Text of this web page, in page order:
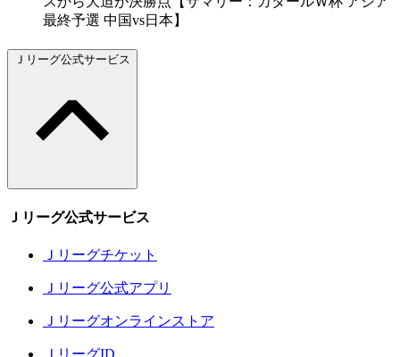
最終予選 中国vs日本】
Ｊリーグ公式サービス
Ｊリーグ公式サービス
Ｊリーグチケット
Ｊリーグ公式アプリ
Ｊリーグオンラインストア
ＪリーグID